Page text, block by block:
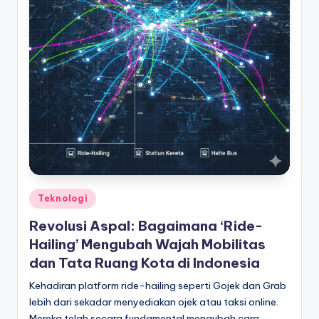
Posted
in
Teknologi
Revolusi Aspal: Bagaimana ‘Ride-
Hailing’ Mengubah Wajah Mobilitas
dan Tata Ruang Kota di Indonesia
Kehadiran platform ride-hailing seperti Gojek dan Grab
lebih dari sekadar menyediakan ojek atau taksi online.